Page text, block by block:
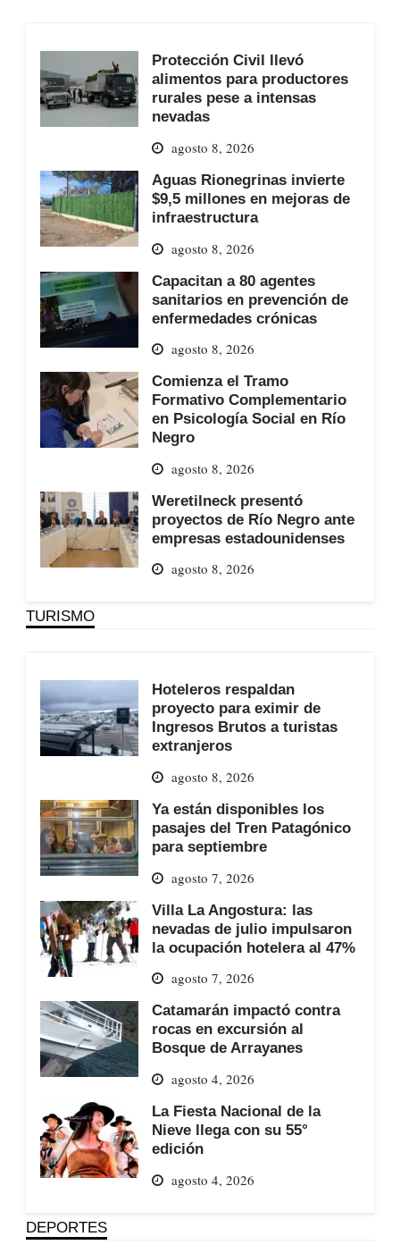
Protección Civil llevó
alimentos para productores
rurales pese a intensas
nevadas
agosto 8, 2026
Aguas Rionegrinas invierte
$9,5 millones en mejoras de
infraestructura
agosto 8, 2026
Capacitan a 80 agentes
sanitarios en prevención de
enfermedades crónicas
agosto 8, 2026
Comienza el Tramo
Formativo Complementario
en Psicología Social en Río
Negro
agosto 8, 2026
Weretilneck presentó
proyectos de Río Negro ante
empresas estadounidenses
agosto 8, 2026
TURISMO
Hoteleros respaldan
proyecto para eximir de
Ingresos Brutos a turistas
extranjeros
agosto 8, 2026
Ya están disponibles los
pasajes del Tren Patagónico
para septiembre
agosto 7, 2026
Villa La Angostura: las
nevadas de julio impulsaron
la ocupación hotelera al 47%
agosto 7, 2026
Catamarán impactó contra
rocas en excursión al
Bosque de Arrayanes
agosto 4, 2026
La Fiesta Nacional de la
Nieve llega con su 55°
edición
agosto 4, 2026
DEPORTES